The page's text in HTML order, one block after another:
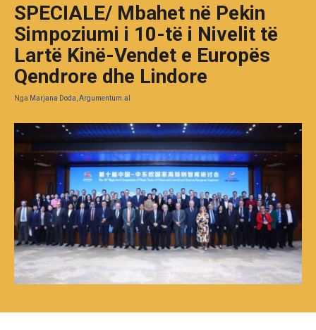
SPECIALE/ Mbahet në Pekin
Simpoziumi i 10-të i Nivelit të
Lartë Kinë-Vendet e Europës
Qendrore dhe Lindore
Nga Marjana Doda, Argumentum.al